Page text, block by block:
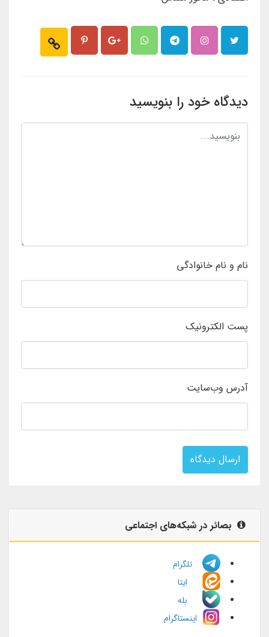
دیدگاه خود را بنویسید
نام و نام خانوادگی
پست الکترونیک
آدرس وب‌سایت
ارسال دیدگاه
بصائر در شبکه‌های اجتماعی
تلگرام
ایتا
بله
اینستاگرام